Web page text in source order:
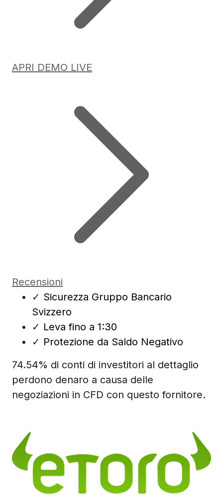
APRI DEMO LIVE
Recensioni
✓ Sicurezza Gruppo Bancario
Svizzero
✓ Leva fino a 1:30
✓ Protezione da Saldo Negativo
74.54% di conti di investitori al dettaglio
perdono denaro a causa delle
negoziazioni in CFD con questo fornitore.